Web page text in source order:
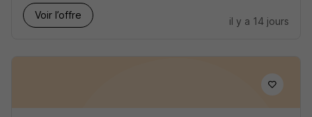
Voir l’offre
il y a 14 jours